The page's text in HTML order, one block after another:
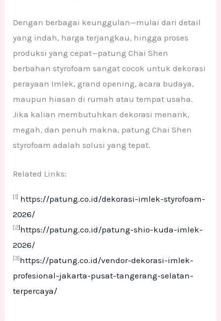
Dengan berbagai keunggulan—mulai dari detail
yang indah, harga terjangkau, hingga proses
produksi yang cepat—patung Chai Shen
berbahan styrofoam sangat cocok untuk dekorasi
perayaan Imlek, grand opening, acara budaya,
maupun hiasan di rumah atau tempat usaha.
Jika kalian membutuhkan dekorasi menarik,
megah, dan penuh makna, patung Chai Shen
styrofoam adalah solusi yang tepat.
Related Links:
[1] https://patung.co.id/dekorasi-imlek-styrofoam-
2026/
[2]https://patung.co.id/patung-shio-kuda-imlek-
2026/
[3]https://patung.co.id/vendor-dekorasi-imlek-
profesional-jakarta-pusat-tangerang-selatan-
terpercaya/